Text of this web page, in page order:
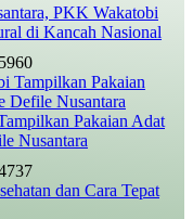
PKK Wakatobi
di Kancah Nasional
5960
Pakaian Adat
Nusantara